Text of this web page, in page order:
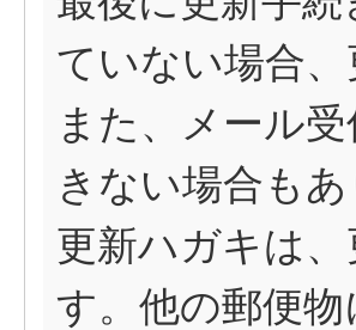
ていない場合
また、メール
きない場合も
更新ハガキは
す。他の郵便